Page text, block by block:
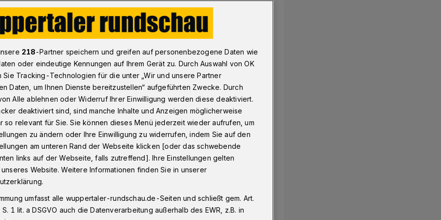
in Wupperta ist nun wieder einspurig
Straße nun
rund um die seit Monaten gesperrte
sich seit Dienstagmittag (13. August
von der Rudolfstraße Richtung
freigegeben.
218-Partner speichern und greifen auf personenbezogene Daten wie
oder eindeutige Kennungen auf Ihrem Gerät zu. Durch Auswahl von OK
Sie Tracking-Technologien für die unter „Wir und unsere Partner
Daten, um Ihnen Dienste bereitzustellen“ aufgeführten Zwecke. Durch
Alle ablehnen oder Widerruf Ihrer Einwilligung werden diese deaktiviert.
deaktiviert sind, sind manche Inhalte und Anzeigen möglicherweise
so relevant für Sie. Sie können dieses Menü jederzeit wieder aufrufen, um
zu ändern oder Ihre Einwilligung zu widerrufen, indem Sie auf den
am unteren Rand der Webseite klicken [oder das schwebende
links auf der Webseite, falls zutreffend]. Ihre Einstellungen gelten
Website. Weitere Informationen finden Sie in unserer
umfasst alle wuppertaler-rundschau.de-Seiten und schließt gem. Art.
1 lit. a DSGVO auch die Datenverarbeitung außerhalb des EWR, z.B. in